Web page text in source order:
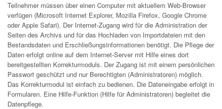
Teilnehmer müssen über einen Computer mit aktuellem Web-Browser
verfügen (Microsoft Internet Explorer, Mozilla Firefox, Google Chrome
oder Apple Safari). Der Internet-Zugang wird für die Administration der
Seiten des Archivs und für das Hochladen von Importdateien mit den
Bestandsdaten und Erschließungsinformationen benötigt. Die Pflege der
Daten erfolgt online auf dem Internet-Server mit Hilfe eines dort
bereitgestellten Korrekturmoduls. Der Zugang ist mit einem persönlichen
Passwort geschützt und nur Berechtigten (Administratoren) möglich.
Das Korrekturmodul ist einfach zu bedienen. Die Dateneingabe erfolgt in
Formularen. Eine Hilfe-Funktion (Hilfe für Administratoren) begleitet die
Datenpflege.